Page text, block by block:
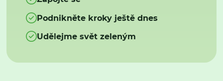
Podnikněte kroky ještě dnes
Udělejme svět zeleným